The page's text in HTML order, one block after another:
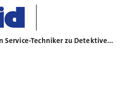
Wenn Service-Techniker zu Detektiven werden